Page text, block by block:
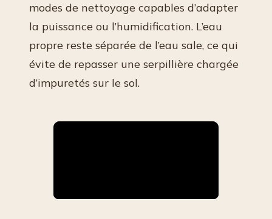
modes de nettoyage capables d’adapter
la puissance ou l’humidification. L’eau
propre reste séparée de l’eau sale, ce qui
évite de repasser une serpillière chargée
d’impuretés sur le sol.